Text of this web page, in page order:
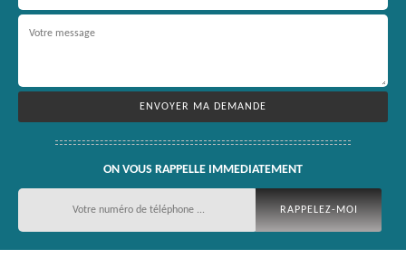
ON VOUS RAPPELLE IMMEDIATEMENT